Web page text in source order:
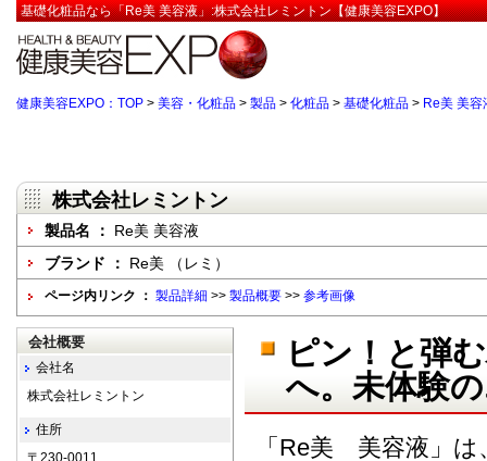
基礎化粧品なら「Re美 美容液」:株式会社レミントン【健康美容EXPO】
健康美容EXPO：TOP > 美容・化粧品 > 製品 > 化粧品 > 基礎化粧品 > Re美 美容
株式会社レミントン
製品名 ： Re美 美容液
ブランド ： Re美 （レミ）
ページ内リンク ： 製品詳細 >> 製品概要 >> 参考画像
ピン！と弾
へ。未体験
「Re美 美容液」は
会社概要
会社名
株式会社レミントン
住所
〒230-0011